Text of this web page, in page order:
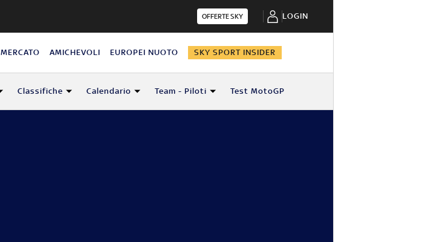
OFFERTE SKY LOGIN
MERCATO AMICHEVOLI EUROPEI NUOTO SKY SPORT INSIDER
Classifiche Calendario Team - Piloti Test MotoGP